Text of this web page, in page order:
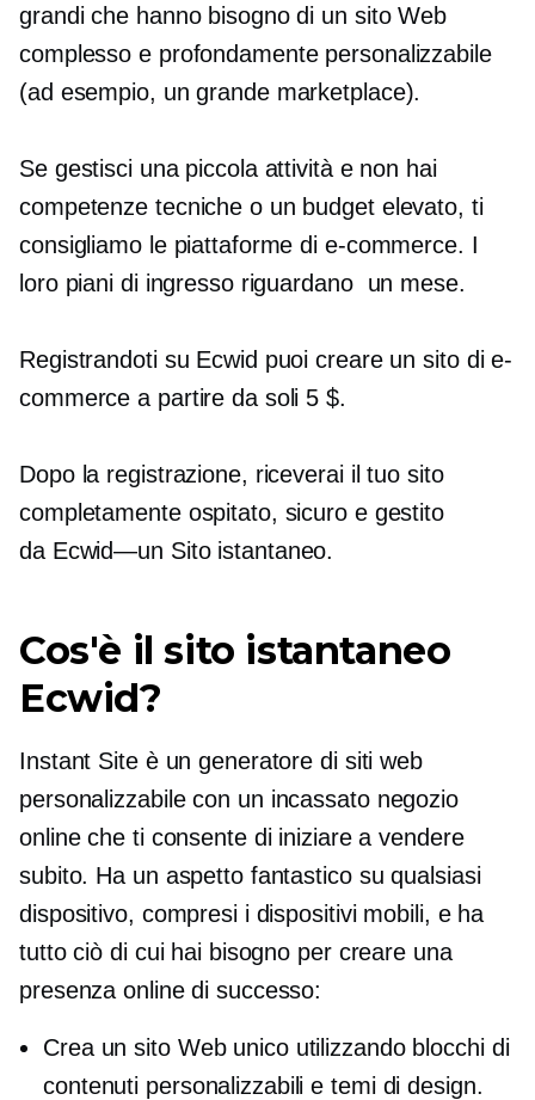
grandi che hanno bisogno di un sito Web
complesso e profondamente personalizzabile
(ad esempio, un grande marketplace).
Se gestisci una piccola attività e non hai
competenze tecniche o un budget elevato, ti
consigliamo le piattaforme di e-commerce. I
loro piani di ingresso riguardano un mese.
Registrandoti su Ecwid puoi creare un sito di e-
commerce a partire da soli 5 $.
Dopo la registrazione, riceverai il tuo sito
completamente ospitato, sicuro e gestito
da Ecwid—un Sito istantaneo.
Cos'è il sito istantaneo
Ecwid?
Instant Site è un generatore di siti web
personalizzabile con un incassatonegozio
online che ti consente di iniziare a vendere
subito. Ha un aspetto fantastico su qualsiasi
dispositivo, compresi i dispositivi mobili, e ha
tutto ciò di cui hai bisogno per creare una
presenza online di successo:
Crea un sito Web unico utilizzando blocchi di
contenuti personalizzabili e temi di design.